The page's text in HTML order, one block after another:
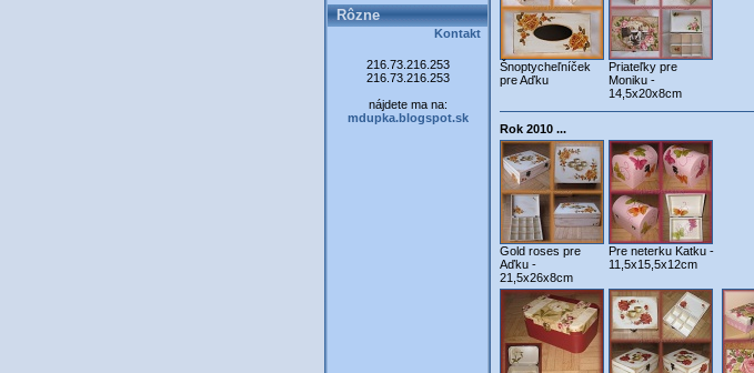
Rôzne
Kontakt
216.73.216.253
216.73.216.253
nájdete ma na:
mdupka.blogspot.sk
Šnoptycheľníček
pre Aďku
Priateľky pre
Moniku -
14,5x20x8cm
Rok 2010 ...
Gold roses pre
Aďku -
21,5x26x8cm
Pre neterku Katku -
11,5x15,5x12cm